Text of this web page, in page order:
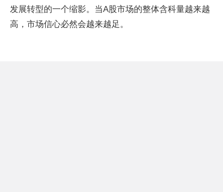
发展转型的一个缩影。当A股市场的整体含科量越来越
高，市场信心必然会越来越足。